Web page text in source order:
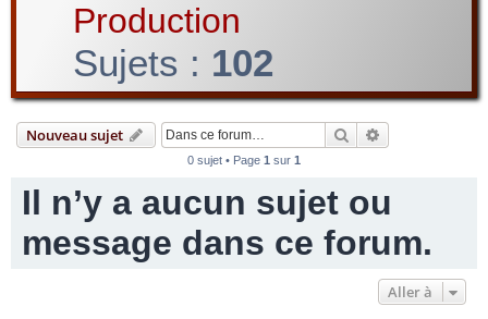
Production
Sujets : 102
Nouveau sujet Rechercher
0 sujet • Page 1 sur 1
Il n’y a aucun sujet ou
message dans ce forum.
Aller à